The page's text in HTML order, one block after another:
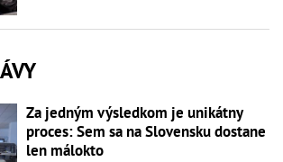
Za jedným výsledkom je unikátny
proces: Sem sa na Slovensku dostane
len málokto